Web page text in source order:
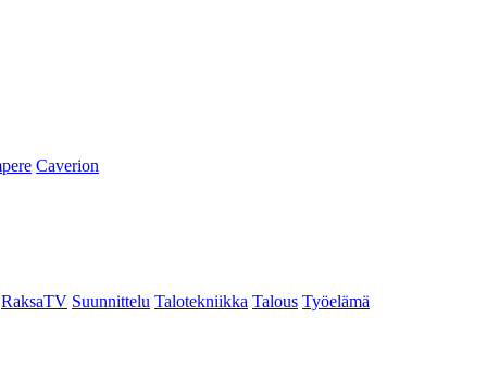
Caverion
RaksaTV Suunnittelu Talotekniikka Talous Työelämä